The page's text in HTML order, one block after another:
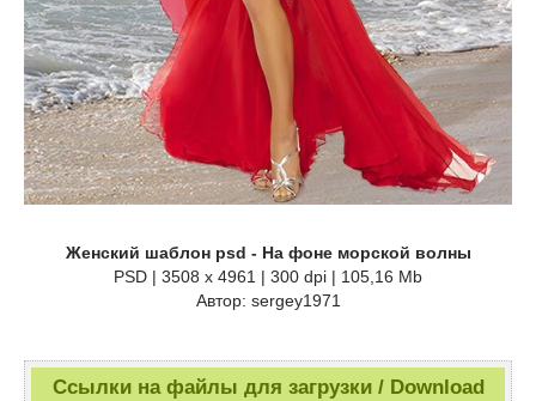
Женский шаблон psd - На фоне морской волны
PSD | 3508 x 4961 | 300 dpi | 105,16 Mb
Автор: sergey1971
Ссылки на файлы для загрузки / Download